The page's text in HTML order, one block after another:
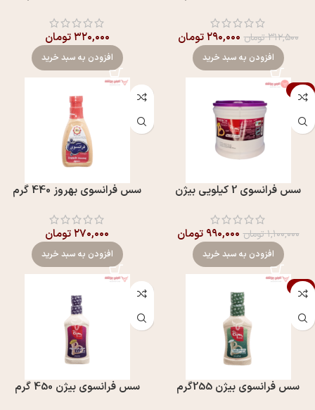
۳۱۲,۵۰۰تومان ۲۹۰,۰۰۰تومان
افزودن به سبد خرید
۳۲۰,۰۰۰تومان
افزودن به سبد خرید
-10%
سس فرانسوی 2 کیلویی بیژن
۱,۱۰۰,۰۰۰تومان ۹۹۰,۰۰۰ تومان
افزودن به سبد خرید
سس فرانسوی بهروز 440 گرم
۲۷۰,۰۰۰تومان
افزودن به سبد خرید
-1%
سس فرانسوی بيژن 255گرم سس فرانسوی بيژن 450 گرم